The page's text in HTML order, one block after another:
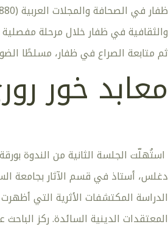
والثقافية في ظفار خلال مرحلة مفصلية
ثم متابعة الصراع في ظفار، مسلطًا
معابد خور
استُهلّت الجلسة الثانية من الندوة
دغلس، أستاذ في قسم الآثار بجامعة
الدراسة المكتشفات الأثرية التي
المعتقدات الدينية السائدة. ركز